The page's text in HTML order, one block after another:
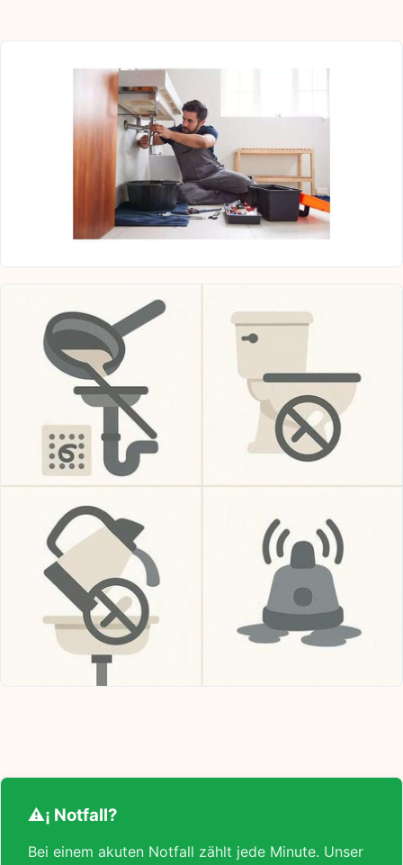
⚠¡ Notfall?
Bei einem akuten Notfall zählt jede Minute. Unser